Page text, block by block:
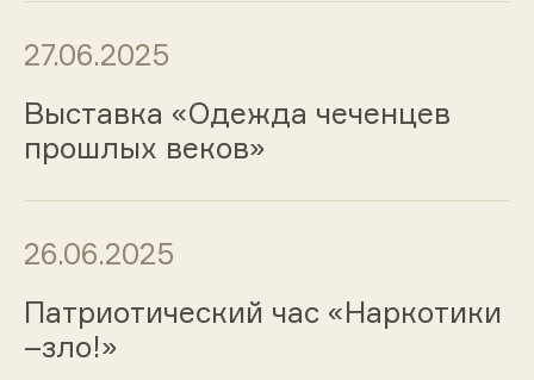
27.06.2025
Выставка «Одежда чеченцев
прошлых веков»
26.06.2025
Патриотический час «Наркотики
–зло!»